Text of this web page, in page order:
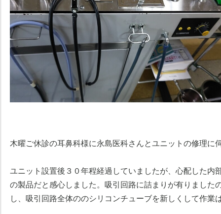
木曜ご休診の耳鼻科様に永島医科さんとユニットの修理に
ユニット設置後３０年程経過していましたが、心配した内
の製品だと感心しました。吸引回路に詰まりが有りました
し、吸引回路全体ののシリコンチューブを新しくして作業